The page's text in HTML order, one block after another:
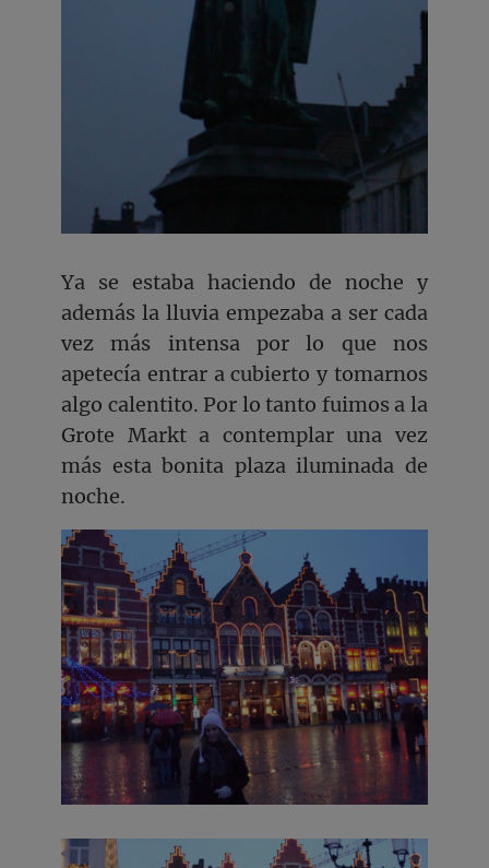
Ya se estaba haciendo de noche y
además la lluvia empezaba a ser cada
vez más intensa por lo que nos
apetecía entrar a cubierto y tomarnos
algo calentito. Por lo tanto fuimos a la
Grote Markt a contemplar una vez
más esta bonita plaza iluminada de
noche.